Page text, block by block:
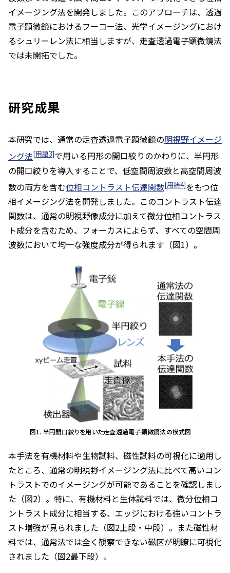
イメージング法を開発しました。このアプローチは、透過
電子顕微鏡におけるフーコー法、光学イメージングにおけ
るシュリーレン法に相当しますが、走査透過電子顕微鏡法
では未開拓でした。
研究成果
本研究では、通常の走査透過電子顕微鏡の明視野イメージ
ング法[用語3]で用いる円形の開口絞りのかわりに、半円形
の開口絞りを導入することで、低空間周波数と高空間周波
数の両方を含む位相コントラスト伝達関数[用語4]をもつ位
相イメージング法を開発しました。このコントラスト伝達
関数は、通常の明視野像成分に加えて微分位相コントラス
ト成分を含むため、フォーカスによらず、すべての空間周
波数において均一な強度成分が得られます（図1）。
図1. 半円開口絞りを用いた走査透過電子顕微鏡法の模式図
本手法を有機材料や生物試料、磁性試料の可視化に適用し
たところ、通常の明視野イメージング法に比べて高いコン
トラストでのイメージングが可能であることを確認しまし
た（図2）。特に、有機材料と生体試料では、微分位相コ
ントラスト成分に相当する、エッジにおける強いコントラ
スト増強が見られました（図2上段・中段）。また磁性材
料では、通常法では全く観察できない磁区が明瞭に可視化
されました（図2最下段）。